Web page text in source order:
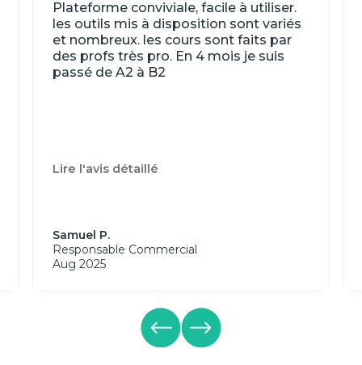
Plateforme conviviale, facile à utiliser.
les outils mis à disposition sont variés
et nombreux. les cours sont faits par
des profs très pro. En 4 mois je suis
passé de A2 à B2
Lire l'avis détaillé
Samuel P.
Responsable Commercial
Aug 2025